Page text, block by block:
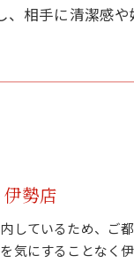
相手に清潔感や
勢店
しているため、ご
気にすることなく